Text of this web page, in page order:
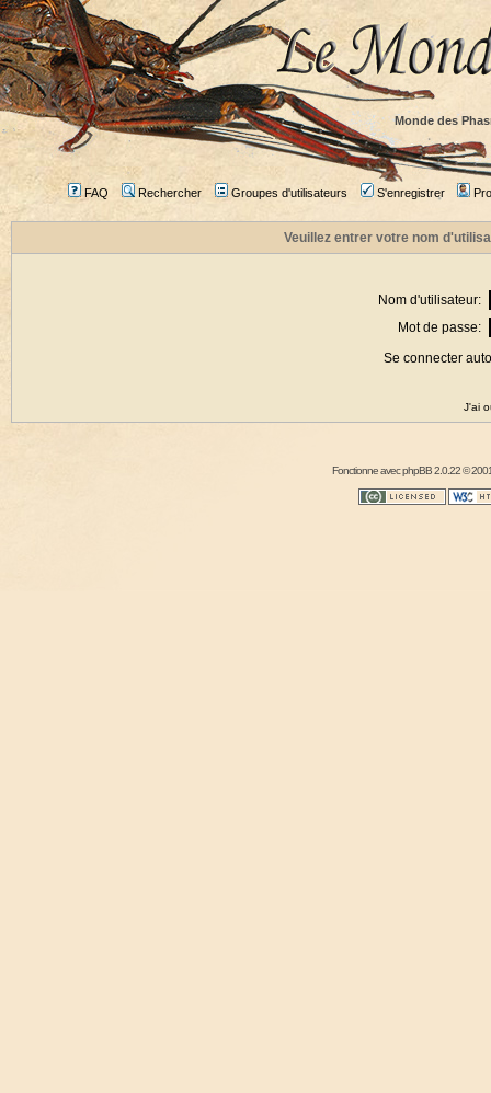
Monde des
FAQ Rechercher Groupes d'utilisateurs S'enregistrer
Veuillez entrer votre nom
Nom d'utilisateur:
Mot de passe:
Se connecter
J'ai
Fonctionne avecphpBB2.0.22 ©